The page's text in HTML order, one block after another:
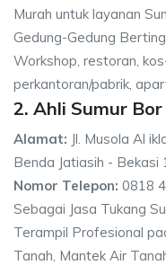
Murah untuk layanan
Gedung-Gedung
Workshop, restoran,
perkantoran/pabrik,
2. Ahli Sumur
Alamat: Jl. Musola Al
Benda Jatiasih - Bekasi
Nomor Telepon: 0818
Sebagai Jasa Tukang
Terampil Profesional
Tanah, Mantek Air